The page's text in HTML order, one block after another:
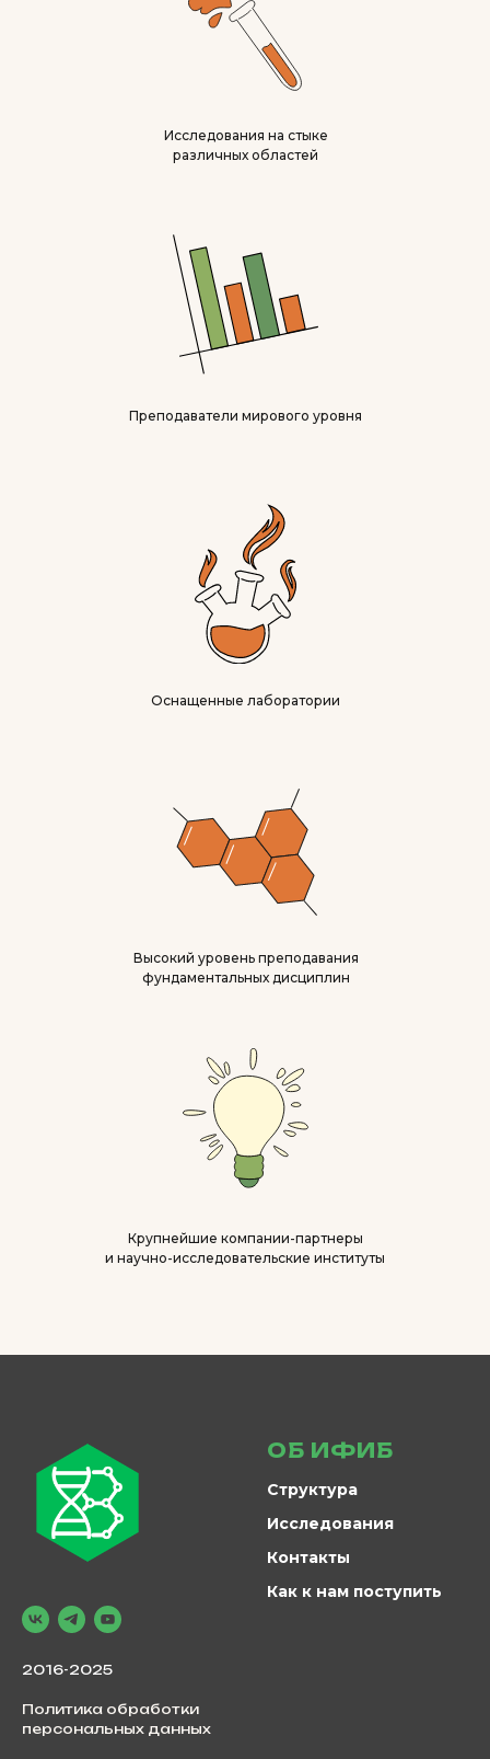
Высокий уровень преподавания
фундаментальных дисциплин
Преподаватели мирового уровня
Оснащенные лаборатории
Крупнейшие компании-партнеры
и научно-исследовательские институты
Исследования на стыке
различных областей
2016-2025
Политика обработки
персональных данных
ОБ ИФИБ
Структура
Исследования
Контакты
Как к нам поступить